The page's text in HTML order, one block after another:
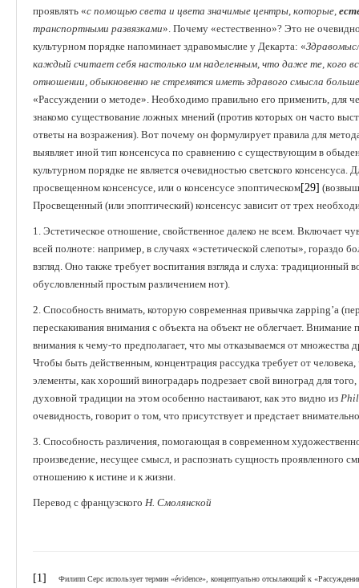
проявлять «с помощью света и цвета значимые центры, которые,
транспортными развязками». Почему «естественно»? Это не
культурном порядке напоминает здравомыслие у Декарта: «
каждый считает себя настолько им наделенным, что даже те, кого
отношении, обыкновенно не стремятся иметь здравого смысла
«Рассуждении о методе». Необходимо правильно его применить, для
знакомо существование ложных мнений (против которых он часто
ответы на возражения). Вот почему он формулирует правила для
выявляет иной тип консенсуса по сравнению с существующим в
культурном порядке не является очевидностью светского консенсуса.
просвещенном консенсусе, или о консенсусе эпоптическом[29]
Просвещенный (или эпоптический) консенсус зависит от трех
1. Эстетическое отношение, свойственное далеко не всем. Включает
всей полноте: например, в случаях «эстетической слепоты», гораздо
взгляд. Оно также требует воспитания взгляда и слуха: традиционный
обусловленный простым различением нот).
2. Способность внимать, которую современная привычка zapping’а
перескакивания внимания с объекта на объект не облегчает. Внимание
внимания к чему-то предполагает, что мы отказываемся от множества
Чтобы быть действенным, концентрация рассудка требует от
элементы, как хороший виноградарь подрезает свой виноград для
духовной традиции на этом особенно настаивают, как это видно из
очевидность, говорит о том, что присутствует и предстает
3. Способность различения, помогающая в современном
произведение, несущее смысл, и распознать сущность проявленного
отношению к истине и к жизни.
Перевод с французского Н. Смолянской
[1] Филипп Серс использует термин «évidence», концептуально отсылающий к